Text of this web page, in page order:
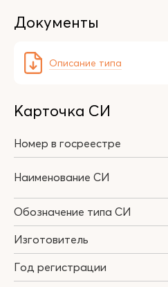
Документы
Описание типа
Карточка СИ
Номер в госреестре
Наименование СИ
Обозначение типа СИ
Изготовитель
Год регистрации